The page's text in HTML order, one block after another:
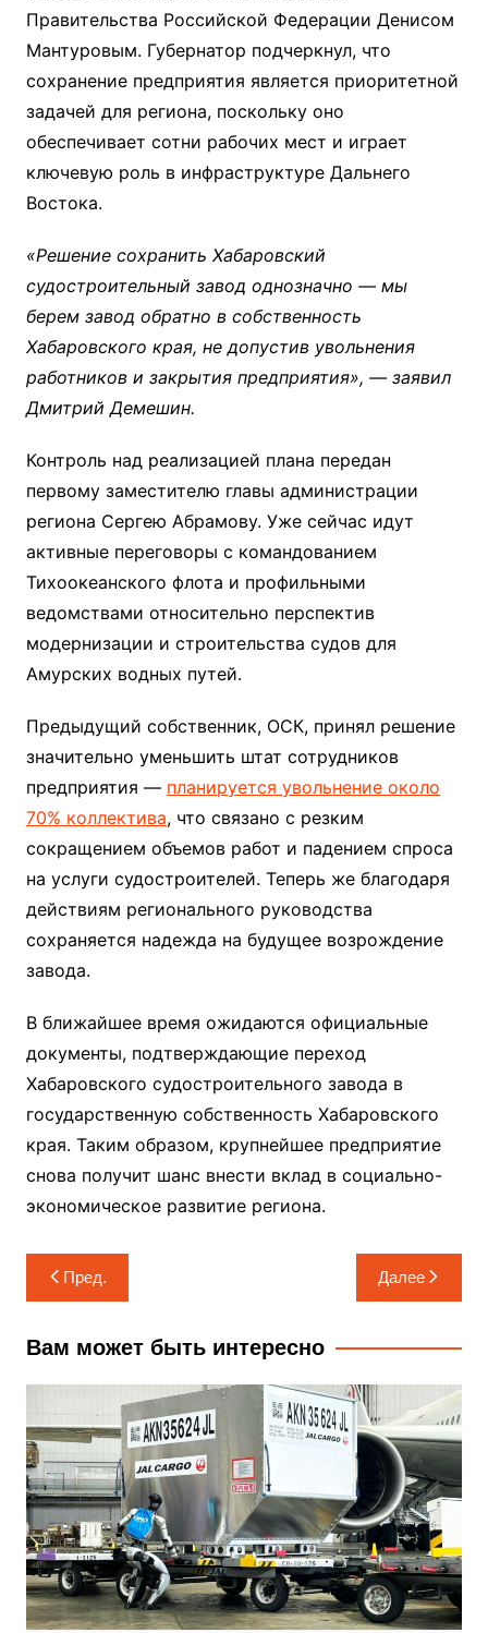
Правительства Российской Федерации Денисом
Мантуровым. Губернатор подчеркнул, что
сохранение предприятия является приоритетной
задачей для региона, поскольку оно
обеспечивает сотни рабочих мест и играет
ключевую роль в инфраструктуре Дальнего
Востока.
«Решение сохранить Хабаровский
судостроительный завод однозначно — мы
берем завод обратно в собственность
Хабаровского края, не допустив увольнения
работников и закрытия предприятия», — заявил
Дмитрий Демешин.
Контроль над реализацией плана передан
первому заместителю главы администрации
региона Сергею Абрамову. Уже сейчас идут
активные переговоры с командованием
Тихоокеанского флота и профильными
ведомствами относительно перспектив
модернизации и строительства судов для
Амурских водных путей.
Предыдущий собственник, ОСК, принял решение
значительно уменьшить штат сотрудников
предприятия — планируется увольнение около
70% коллектива, что связано с резким
сокращением объемов работ и падением спроса
на услуги судостроителей. Теперь же благодаря
действиям регионального руководства
сохраняется надежда на будущее возрождение
завода.
В ближайшее время ожидаются официальные
документы, подтверждающие переход
Хабаровского судостроительного завода в
государственную собственность Хабаровского
края. Таким образом, крупнейшее предприятие
снова получит шанс внести вклад в социально-
экономическое развитие региона.
Навигация
по
записям
Пред. Далее
Вам может быть интересно